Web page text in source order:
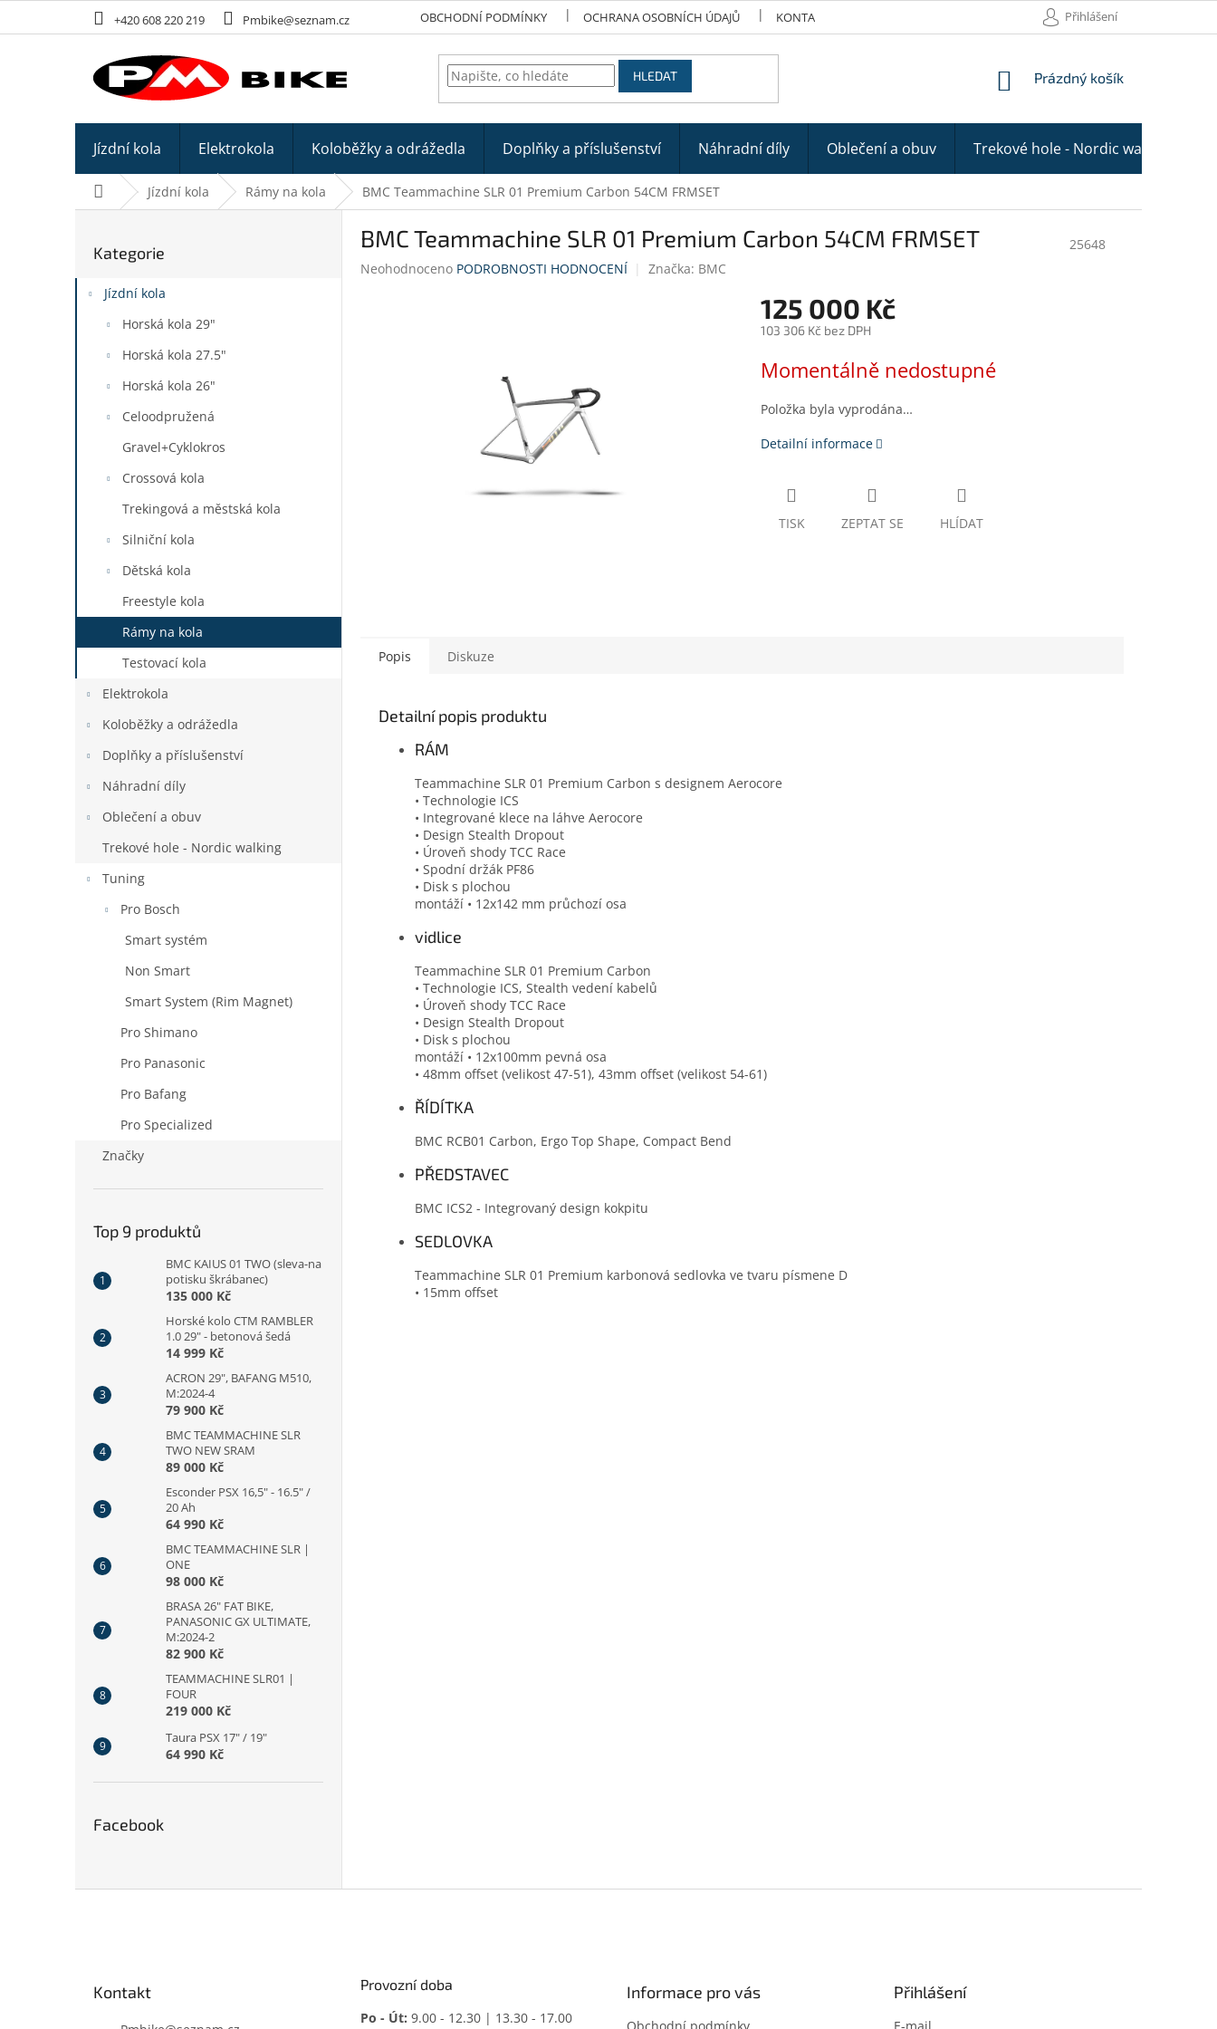
+420 608 220 219 Pmbike@seznam.cz OBCHODNÍ PODMÍNKY OCHRANA OSOBNÍCH ÚDAJŮ KONTAKTY Přihlášení
HLEDAT
NÁKUPNÍ
Prázdný košík
Jízdní kola Elektrokola Koloběžky a odrážedla Doplňky a příslušenství Náhradní díly Oblečení a obuv Trekové hole - Nordic walking
Domů Jízdní kola Rámy na kola BMC Teammachine SLR 01 Premium Carbon 54CM FRMSET
t
Přeskočit
Kategorie
Jízdní kola
Horská kola 29"
Horská kola 27.5"
Horská kola 26"
Celoodpružená
Gravel+Cyklokros
Crossová kola
Trekingová a městská kola
Silniční kola
Dětská kola
Freestyle kola
Rámy na kola
Testovací kola
Elektrokola
Koloběžky a odrážedla
Doplňky a příslušenství
Náhradní díly
Oblečení a obuv
Trekové hole - Nordic walking
Tuning
Pro Bosch
Smart systém
Non Smart
Smart System (Rim Magnet)
Pro Shimano
Pro Panasonic
Pro Bafang
Pro Specialized
Značky
Top 9 produktů
BMC KAIUS 01 TWO (sleva-na
potisku škrábanec)
135 000 Kč
Horské kolo CTM RAMBLER
1.0 29" - betonová šedá
14 999 Kč
ACRON 29", BAFANG M510,
M:2024-4
79 900 Kč
BMC TEAMMACHINE SLR
TWO NEW SRAM
89 000 Kč
Esconder PSX 16,5" - 16.5" /
20 Ah
64 990 Kč
BMC TEAMMACHINE SLR |
ONE
98 000 Kč
BRASA 26" FAT BIKE,
PANASONIC GX ULTIMATE,
M:2024-2
82 900 Kč
TEAMMACHINE SLR01 |
FOUR
219 000 Kč
Taura PSX 17" / 19"
64 990 Kč
Facebook
BMC Teammachine SLR 01 Premium Carbon 54CM FRMSET
25648
Průměrné
Neohodnoceno PODROBNOSTI HODNOCENÍ Značka: BMC
125 000 Kč
103 306 Kč bez DPH
cena:
Momentálně nedostupné
Položka byla vyprodána…
Detailní informace
TISK ZEPTAT SE HLÍDAT
Popis Diskuze
Detailní popis produktu
RÁM
Teammachine SLR 01 Premium Carbon s designem Aerocore
• Technologie ICS
• Integrované klece na láhve Aerocore
• Design Stealth Dropout
• Úroveň shody TCC Race
• Spodní držák PF86
• Disk s plochou
montáží • 12x142 mm průchozí osa
vidlice
Teammachine SLR 01 Premium Carbon
• Technologie ICS, Stealth vedení kabelů
• Úroveň shody TCC Race
• Design Stealth Dropout
• Disk s plochou
montáží • 12x100mm pevná osa
• 48mm offset (velikost 47-51), 43mm offset (velikost 54-61)
ŘÍDÍTKA
BMC RCB01 Carbon, Ergo Top Shape, Compact Bend
PŘEDSTAVEC
BMC ICS2 - Integrovaný design kokpitu
SEDLOVKA
Teammachine SLR 01 Premium karbonová sedlovka ve tvaru písmene D
• 15mm offset
Kontakt
Provozní doba
Po - Út: 9.00 - 12.30 | 13.30 - 17.00
Informace pro vás Přihlášení